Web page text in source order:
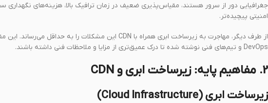
جغرافیایی دور از سرور هستند، مقیاس‌پذیری ضعیف در زمان ترافیک بالا، هزینه‌های نگهداری
امنیتی پیچیده‌تر.
DevOps و تیم‌های فنی نوشته شده تا درک عمیق‌تری از مزایا و ملاحظات فنی داشته باشند.
2. مفاهیم پایه: زیرساخت ابری و CDN
زیرساخت ابری (Cloud Infrastructure)